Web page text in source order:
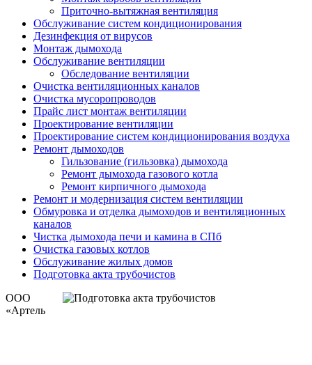
Приточно-вытяжная вентиляция
Обслуживание систем кондиционирования
Дезинфекция от вирусов
Монтаж дымохода
Обслуживание вентиляции
Обследование вентиляции
Очистка вентиляционных каналов
Очистка мусоропроводов
Прайс лист монтаж вентиляции
Проектирование вентиляции
Проектирование систем кондиционирования воздуха
Ремонт дымоходов
Гильзование (гильзовка) дымохода
Ремонт дымохода газового котла
Ремонт кирпичного дымохода
Ремонт и модернизация систем вентиляции
Обмуровка и отделка дымоходов и вентиляционных
каналов
Чистка дымохода печи и камина в СПб
Очистка газовых котлов
Обслуживание жилых домов
Подготовка акта трубочистов
ООО
«Артель